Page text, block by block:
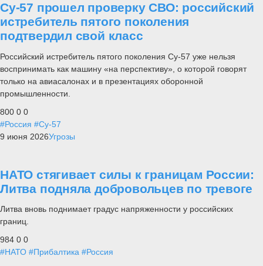
Су-57 прошел проверку СВО: российский
истребитель пятого поколения
подтвердил свой класс
Российский истребитель пятого поколения Су-57 уже нельзя
воспринимать как машину «на перспективу», о которой говорят
только на авиасалонах и в презентациях оборонной
промышленности.
800 0 0
#Россия #Су-57
9 июня 2026Угрозы
НАТО стягивает силы к границам России:
Литва подняла добровольцев по тревоге
Литва вновь поднимает градус напряженности у российских
границ.
984 0 0
#НАТО #Прибалтика #Россия